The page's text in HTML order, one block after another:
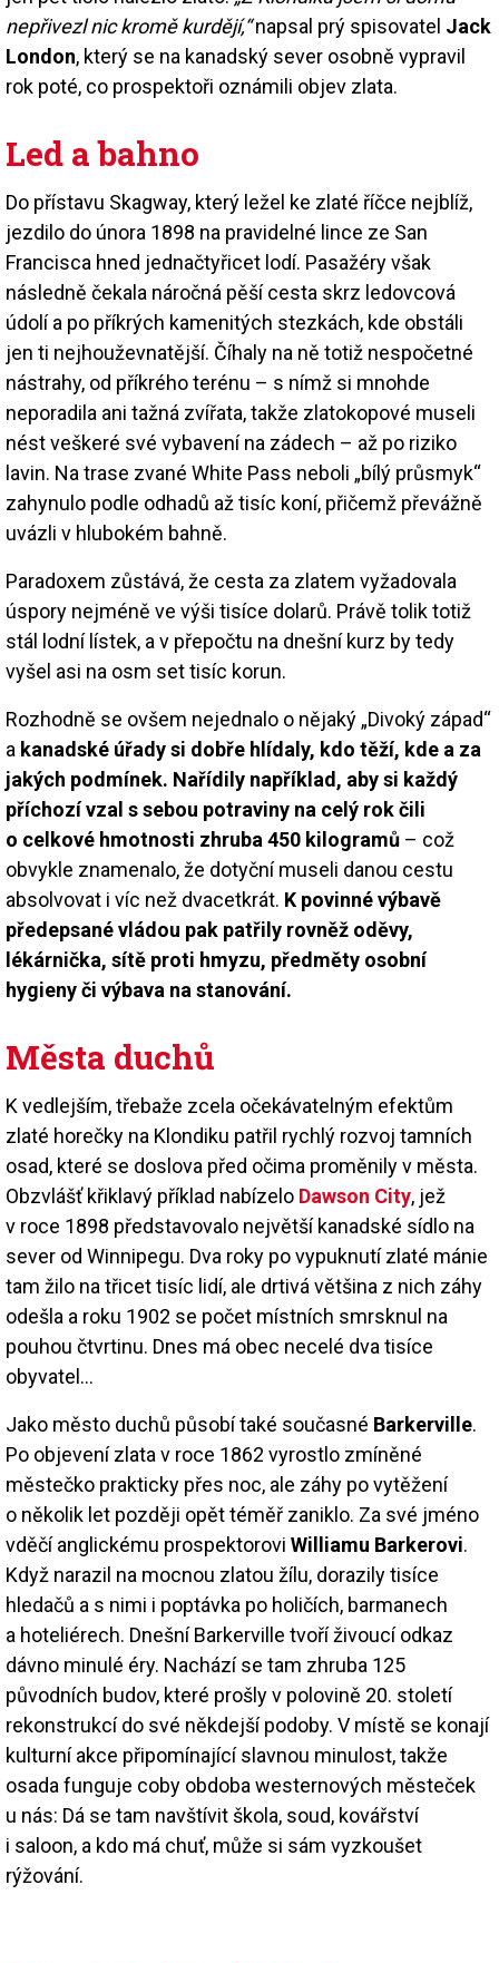
nepřivezl nic kromě kurdějí,“napsal prý spisovatel Jack
London, který se na kanadský sever osobně vypravil
rok poté, co prospektoři oznámili objev zlata.
Led a bahno
Do přístavu Skagway, který ležel ke zlaté říčce nejblíž,
jezdilo do února 1898 na pravidelné lince ze San
Francisca hned jednačtyřicet lodí. Pasažéry však
následně čekala náročná pěší cesta skrz ledovcová
údolí a po příkrých kamenitých stezkách, kde obstáli
jen ti nejhouževnatější. Číhaly na ně totiž nespočetné
nástrahy, od příkrého terénu – s nímž si mnohde
neporadila ani tažná zvířata, takže zlatokopové museli
nést veškeré své vybavení na zádech – až po riziko
lavin. Na trase zvané White Pass neboli „bílý průsmyk“
zahynulo podle odhadů až tisíc koní, přičemž převážně
uvázli v hlubokém bahně.
Paradoxem zůstává, že cesta za zlatem vyžadovala
úspory nejméně ve výši tisíce dolarů. Právě tolik totiž
stál lodní lístek, a v přepočtu na dnešní kurz by tedy
vyšel asi na osm set tisíc korun.
Rozhodně se ovšem nejednalo o nějaký „Divoký západ“
a kanadské úřady si dobře hlídaly, kdo těží, kde a za
jakých podmínek. Nařídily například, aby si každý
příchozí vzal s sebou potraviny na celý rok čili
o celkové hmotnosti zhruba 450 kilogramů – což
obvykle znamenalo, že dotyční museli danou cestu
absolvovat i víc než dvacetkrát. K povinné výbavě
předepsané vládou pak patřily rovněž oděvy,
lékárnička, sítě proti hmyzu, předměty osobní
hygieny či výbava na stanování.
Města duchů
K vedlejším, třebaže zcela očekávatelným efektům
zlaté horečky na Klondiku patřil rychlý rozvoj tamních
osad, které se doslova před očima proměnily v města.
Obzvlášť křiklavý příklad nabízelo Dawson City, jež
v roce 1898 představovalo největší kanadské sídlo na
sever od Winnipegu. Dva roky po vypuknutí zlaté mánie
tam žilo na třicet tisíc lidí, ale drtivá většina z nich záhy
odešla a roku 1902 se počet místních smrsknul na
pouhou čtvrtinu. Dnes má obec necelé dva tisíce
obyvatel…
Jako město duchů působí také současné Barkerville.
Po objevení zlata v roce 1862 vyrostlo zmíněné
městečko prakticky přes noc, ale záhy po vytěžení
o několik let později opět téměř zaniklo. Za své jméno
vděčí anglickému prospektorovi Williamu Barkerovi.
Když narazil na mocnou zlatou žílu, dorazily tisíce
hledačů a s nimi i poptávka po holičích, barmanech
a hoteliérech. Dnešní Barkerville tvoří živoucí odkaz
dávno minulé éry. Nachází se tam zhruba 125
původních budov, které prošly v polovině 20. století
rekonstrukcí do své někdejší podoby. V místě se konají
kulturní akce připomínající slavnou minulost, takže
osada funguje coby obdoba westernových městeček
u nás: Dá se tam navštívit škola, soud, kovářství
i saloon, a kdo má chuť, může si sám vyzkoušet
rýžování.